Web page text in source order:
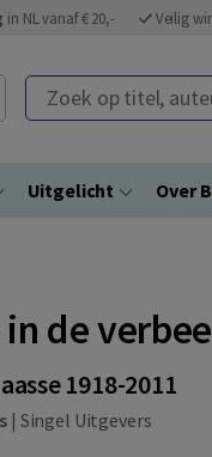
in NL vanaf € 20,- Veilig
Zoek op titel, auteur,
Uitgelicht Over
in de
1918-2011
| Singel Uitgevers